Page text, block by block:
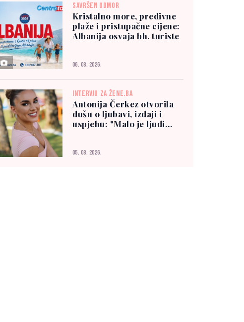
SAVRŠEN ODMOR
Kristalno more, predivne
plaže i pristupačne cijene:
Albanija osvaja bh. turiste
06. 08. 2026.
INTERVJU ZA ŽENE.BA
Antonija Čerkez otvorila
dušu o ljubavi, izdaji i
uspjehu: "Malo je ljudi
05. 08. 2026.